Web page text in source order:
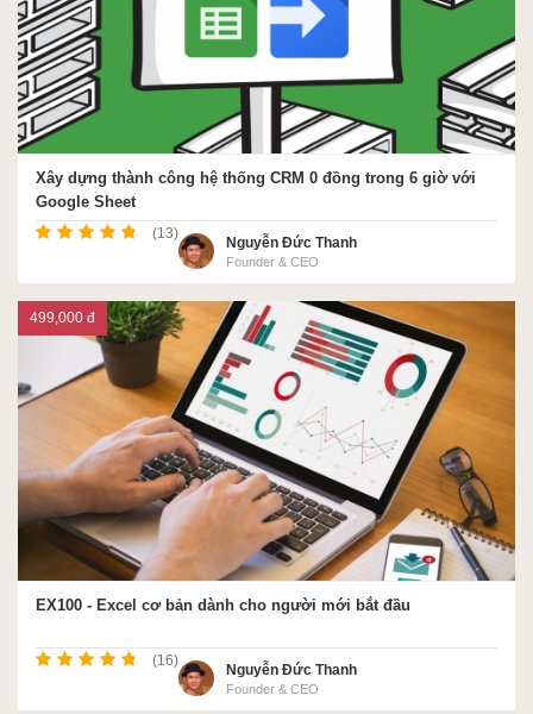
Xây dựng thành công hệ thống CRM 0 đồng trong 6 giờ với
Google Sheet
(13)
Nguyễn Đức Thanh
Founder & CEO
EX100 - Excel cơ bản dành cho người mới bắt đầu
(16)
Nguyễn Đức Thanh
Founder & CEO
499,000 đ